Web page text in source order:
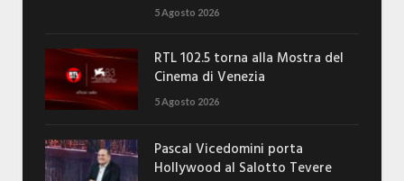
5 Agosto 2026
RTL 102.5 torna alla Mostra del
Cinema di Venezia
5 Agosto 2026
Pascal Vicedomini porta
Hollywood al Salotto Tevere